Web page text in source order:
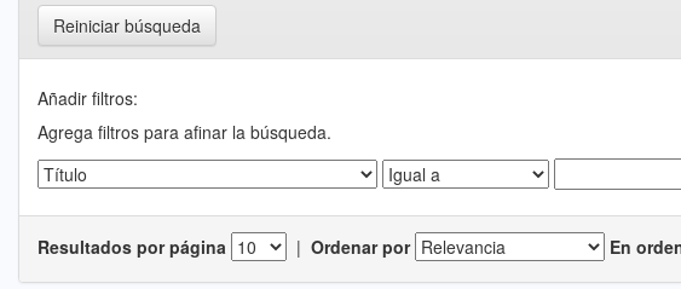
Reiniciar búsqueda
Añadir filtros:
Agrega filtros para afinar la búsqueda.
Resultados por página | Ordenar por En